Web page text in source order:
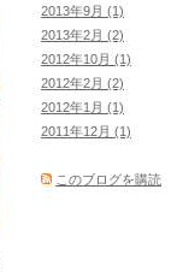
2013年9月 (1)
2013年2月 (2)
2012年10月 (1)
2012年2月 (2)
2012年1月 (1)
2011年12月 (1)
このブログを購読